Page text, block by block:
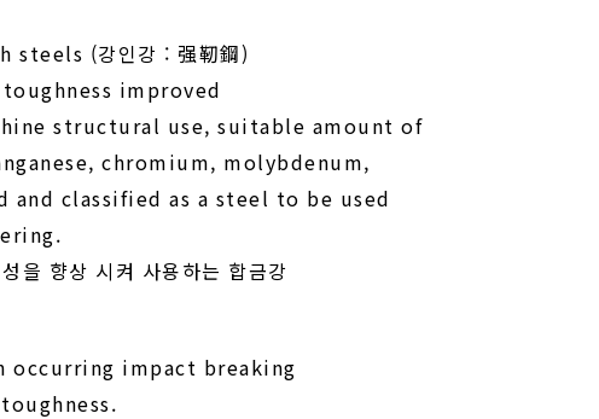
(강인강 : 强靭鋼)
improved
structural use, suitable amount of
chromium, molybdenum,
and classified as a steel to be used
을 향상 시켜 사용하는 합금강
impact breaking